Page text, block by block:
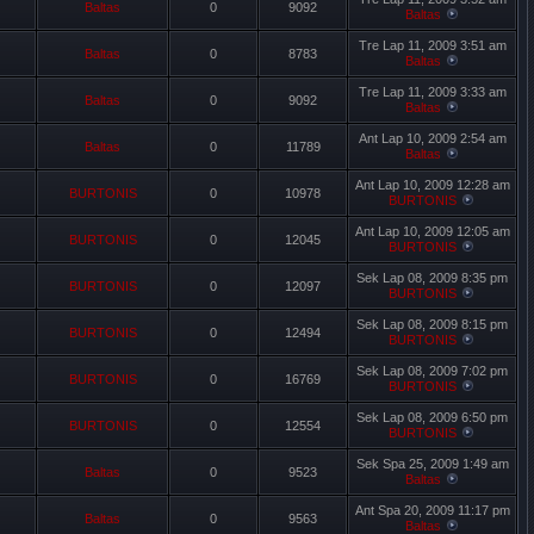
Baltas 0 9092
Baltas
Baltas 0 8783
Tre Lap 11, 2009 3:51 am
Baltas
Baltas 0 9092
Tre Lap 11, 2009 3:33 am
Baltas
Baltas 0 11789
Ant Lap 10, 2009 2:54 am
Baltas
BURTONIS 0 10978
Ant Lap 10, 2009 12:28 am
BURTONIS
BURTONIS 0 12045
Ant Lap 10, 2009 12:05 am
BURTONIS
BURTONIS 0 12097
Sek Lap 08, 2009 8:35 pm
BURTONIS
BURTONIS 0 12494
Sek Lap 08, 2009 8:15 pm
BURTONIS
BURTONIS 0 16769
Sek Lap 08, 2009 7:02 pm
BURTONIS
BURTONIS 0 12554
Sek Lap 08, 2009 6:50 pm
BURTONIS
Baltas 0 9523
Sek Spa 25, 2009 1:49 am
Baltas
Baltas 0 9563
Ant Spa 20, 2009 11:17 pm
Baltas